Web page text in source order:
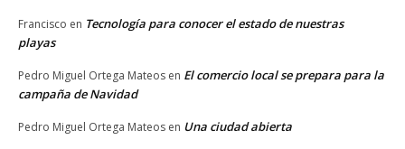
Francisco en Tecnología para conocer el estado de nuestras
playas
Pedro Miguel Ortega Mateos en El comercio local se prepara para la
campaña de Navidad
Pedro Miguel Ortega Mateos en Una ciudad abierta